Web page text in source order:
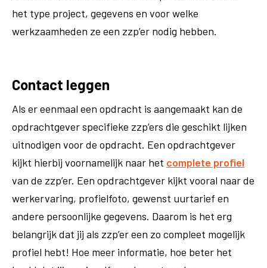
het type project, gegevens en voor welke
werkzaamheden ze een zzp’er nodig hebben.
Contact leggen
Als er eenmaal een opdracht is aangemaakt kan de
opdrachtgever specifieke zzp’ers die geschikt lijken
uitnodigen voor de opdracht. Een opdrachtgever
kijkt hierbij voornamelijk naar het complete profiel
van de zzp’er. Een opdrachtgever kijkt vooral naar de
werkervaring, profielfoto, gewenst uurtarief en
andere persoonlijke gegevens. Daarom is het erg
belangrijk dat jij als zzp’er een zo compleet mogelijk
profiel hebt! Hoe meer informatie, hoe beter het